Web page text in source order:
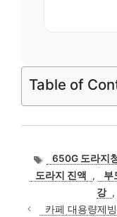
Table of
태
그
650G 도라지
도라지 진액
, 부
강 ,
카페 대용량제